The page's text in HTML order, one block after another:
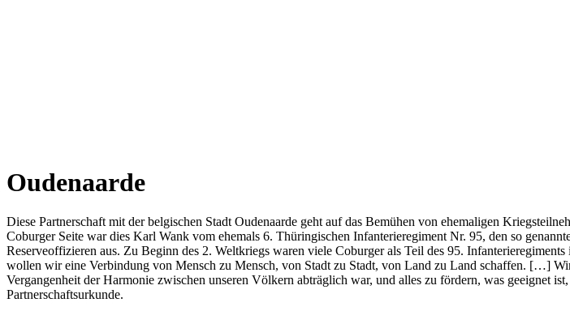
Oudenaarde
Diese Partnerschaft mit der belgischen Stadt Oudenaarde geht auf das Bemühen von ehemaligen
Coburger Seite war dies Karl Wank vom ehemals 6. Thüringischen Infanterieregiment Nr. 95, den so
Reserveoffizieren aus. Zu Beginn des 2. Weltkriegs waren viele Coburger als Teil des 95.
wollen wir eine Verbindung von Mensch zu Mensch, von Stadt zu Stadt, von Land zu Land schaffen. […]
Vergangenheit der Harmonie zwischen unseren Völkern abträglich war, und alles zu fördern, was geeignet
Partnerschaftsurkunde.